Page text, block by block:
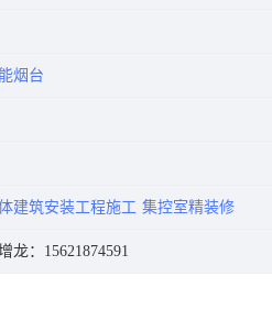
烟台
建筑安装工程施工 集控室精装修
龙：15621874591